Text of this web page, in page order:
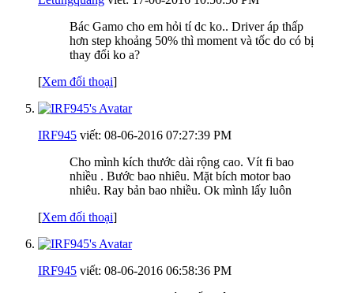
Bác Gamo cho em hỏi tí dc ko.. Driver áp thấp
hơn step khoảng 50% thì moment và tốc do có bị
thay đổi ko a?
[Xem đối thoại]
IRF945 viết: 08-06-2016 07:27:39 PM
Cho mình kích thước dài rộng cao. Vít fi bao
nhiều . Bước bao nhiêu. Mặt bích motor bao
nhiêu. Ray bản bao nhiều. Ok mình lấy luôn
[Xem đối thoại]
IRF945 viết: 08-06-2016 06:58:36 PM